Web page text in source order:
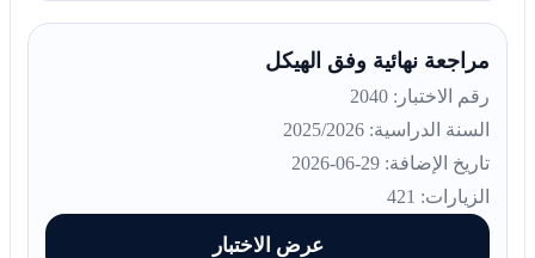
مراجعة نهائية وفق الهيكل
رقم الاختبار: 2040
السنة الدراسية: 2025/2026
تاريخ الإضافة: 29-06-2026
الزيارات: 421
عرض الاختبار